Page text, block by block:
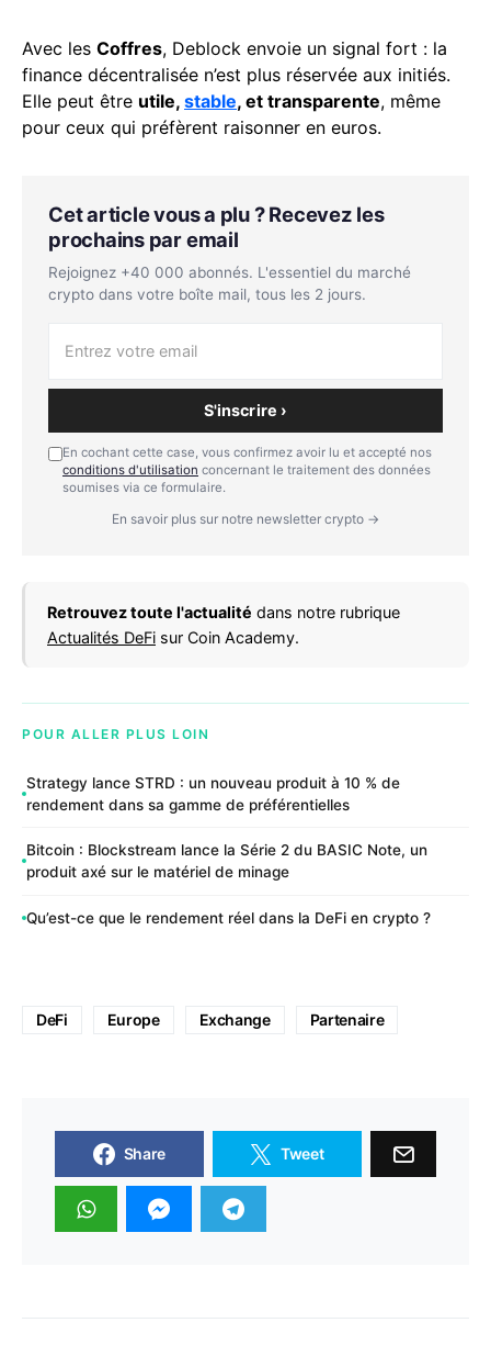
Avec les Coffres, Deblock envoie un signal fort : la
finance décentralisée n’est plus réservée aux initiés.
Elle peut être utile, stable, et transparente, même
pour ceux qui préfèrent raisonner en euros.
Cet article vous a plu ? Recevez les
prochains par email
Rejoignez +40 000 abonnés. L'essentiel du marché
crypto dans votre boîte mail, tous les 2 jours.
S'inscrire ›
En cochant cette case, vous confirmez avoir lu et accepté nos
conditions d'utilisation concernant le traitement des données
soumises via ce formulaire.
En savoir plus sur notre newsletter crypto →
Retrouvez toute l'actualité dans notre rubrique
Actualités DeFi sur Coin Academy.
POUR ALLER PLUS LOIN
Strategy lance STRD : un nouveau produit à 10 % de
rendement dans sa gamme de préférentielles
Bitcoin : Blockstream lance la Série 2 du BASIC Note, un
produit axé sur le matériel de minage
Qu’est-ce que le rendement réel dans la DeFi en crypto ?
DeFi Europe Exchange Partenaire
Share Tweet